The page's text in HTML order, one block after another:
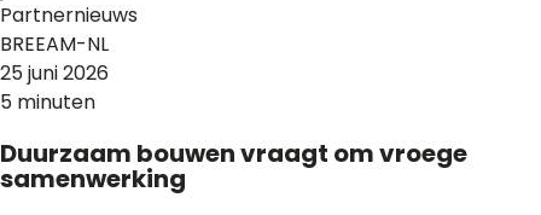
Partnernieuws
BREEAM-NL
25 juni 2026
5 minuten
Duurzaam bouwen vraagt om vroege
samenwerking